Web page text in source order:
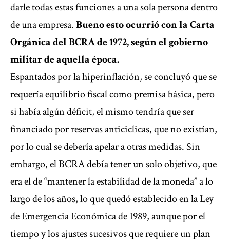
darle todas estas funciones a una sola persona dentro
de una empresa.Bueno esto ocurrió con la Carta
Orgánica del BCRA de 1972, según el gobierno
militar de aquella época.
Espantados por la hiperinflación, se concluyó que se
requería equilibrio fiscal como premisa básica, pero
si había algún déficit, el mismo tendría que ser
financiado por reservas anticiclicas, que no existían,
por lo cual se debería apelar a otras medidas. Sin
embargo, el BCRA debía tener un solo objetivo, que
era el de “mantener la estabilidad de la moneda” a lo
largo de los años, lo que quedó establecido en la Ley
de Emergencia Económica de 1989, aunque por el
tiempo y los ajustes sucesivos que requiere un plan